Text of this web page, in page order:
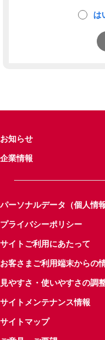
は
お知らせ
企業情報
パーソナルデータ（個人情
プライバシーポリシー
サイトご利用にあたって
お客さまご利用端末からの
見やすさ・使いやすさの調
サイトメンテナンス情報
サイトマップ